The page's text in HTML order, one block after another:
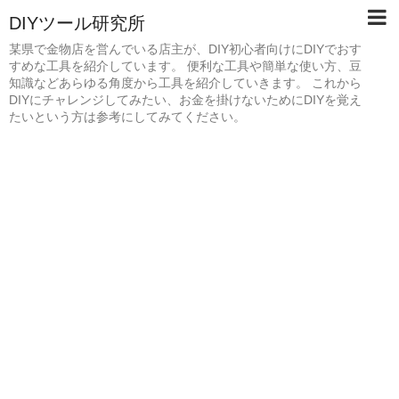
DIYツール研究所
某県で金物店を営んでいる店主が、DIY初心者向けにDIYでおす
すめな工具を紹介しています。 便利な工具や簡単な使い方、豆
知識などあらゆる角度から工具を紹介していきます。 これから
DIYにチャレンジしてみたい、お金を掛けないためにDIYを覚え
たいという方は参考にしてみてください。